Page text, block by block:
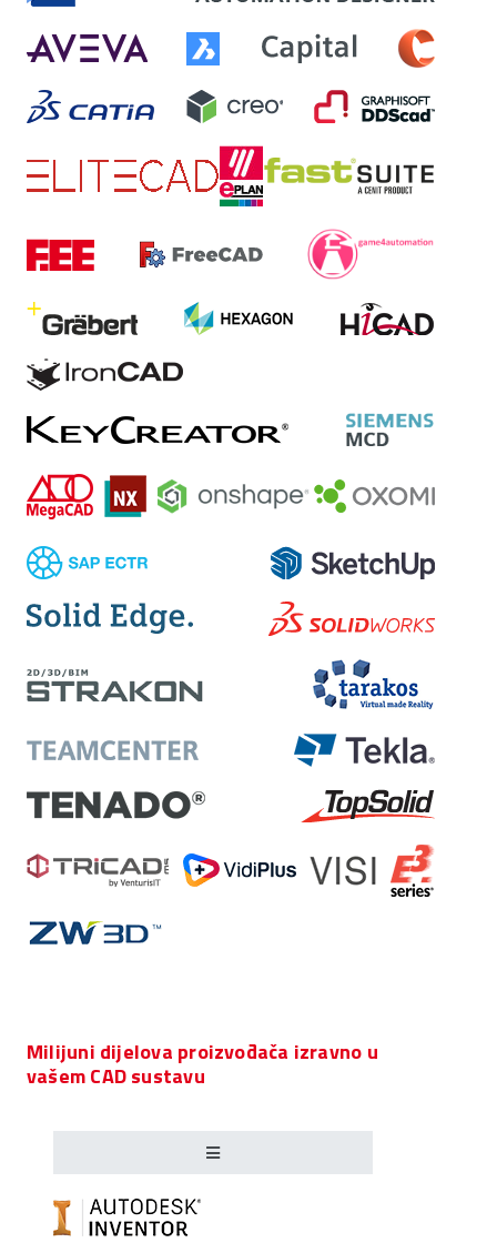
Milijuni dijelova proizvođača izravno u
vašem CAD sustavu